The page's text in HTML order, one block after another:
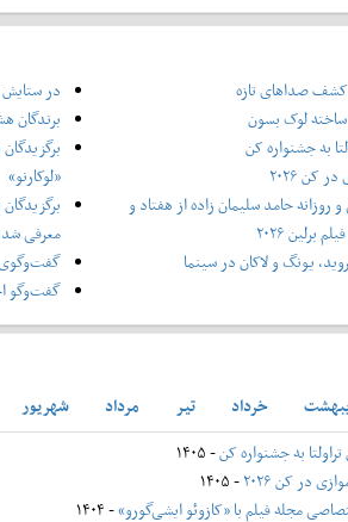
کشف صداهای تازه
ساخته لوک بسون
به جشنواره کن
کن ۲۰۲۶
حامد سلیمان زاده از هفتاد و‌
۲۰۲۶
یونگ و لاکان در سینما
در ستایش
برندگان
«لوکارنو»
معرفی
گفت‌وگوی
گفت‌وگو
خرداد تير مرداد شهريور
به جشنواره کن- ۱۴۰۵
در کن ۲۰۲۶
- ۱۴۰۵
مجله فیلم با «کازوئو ایشی‌گورو»- ۱۴۰۴